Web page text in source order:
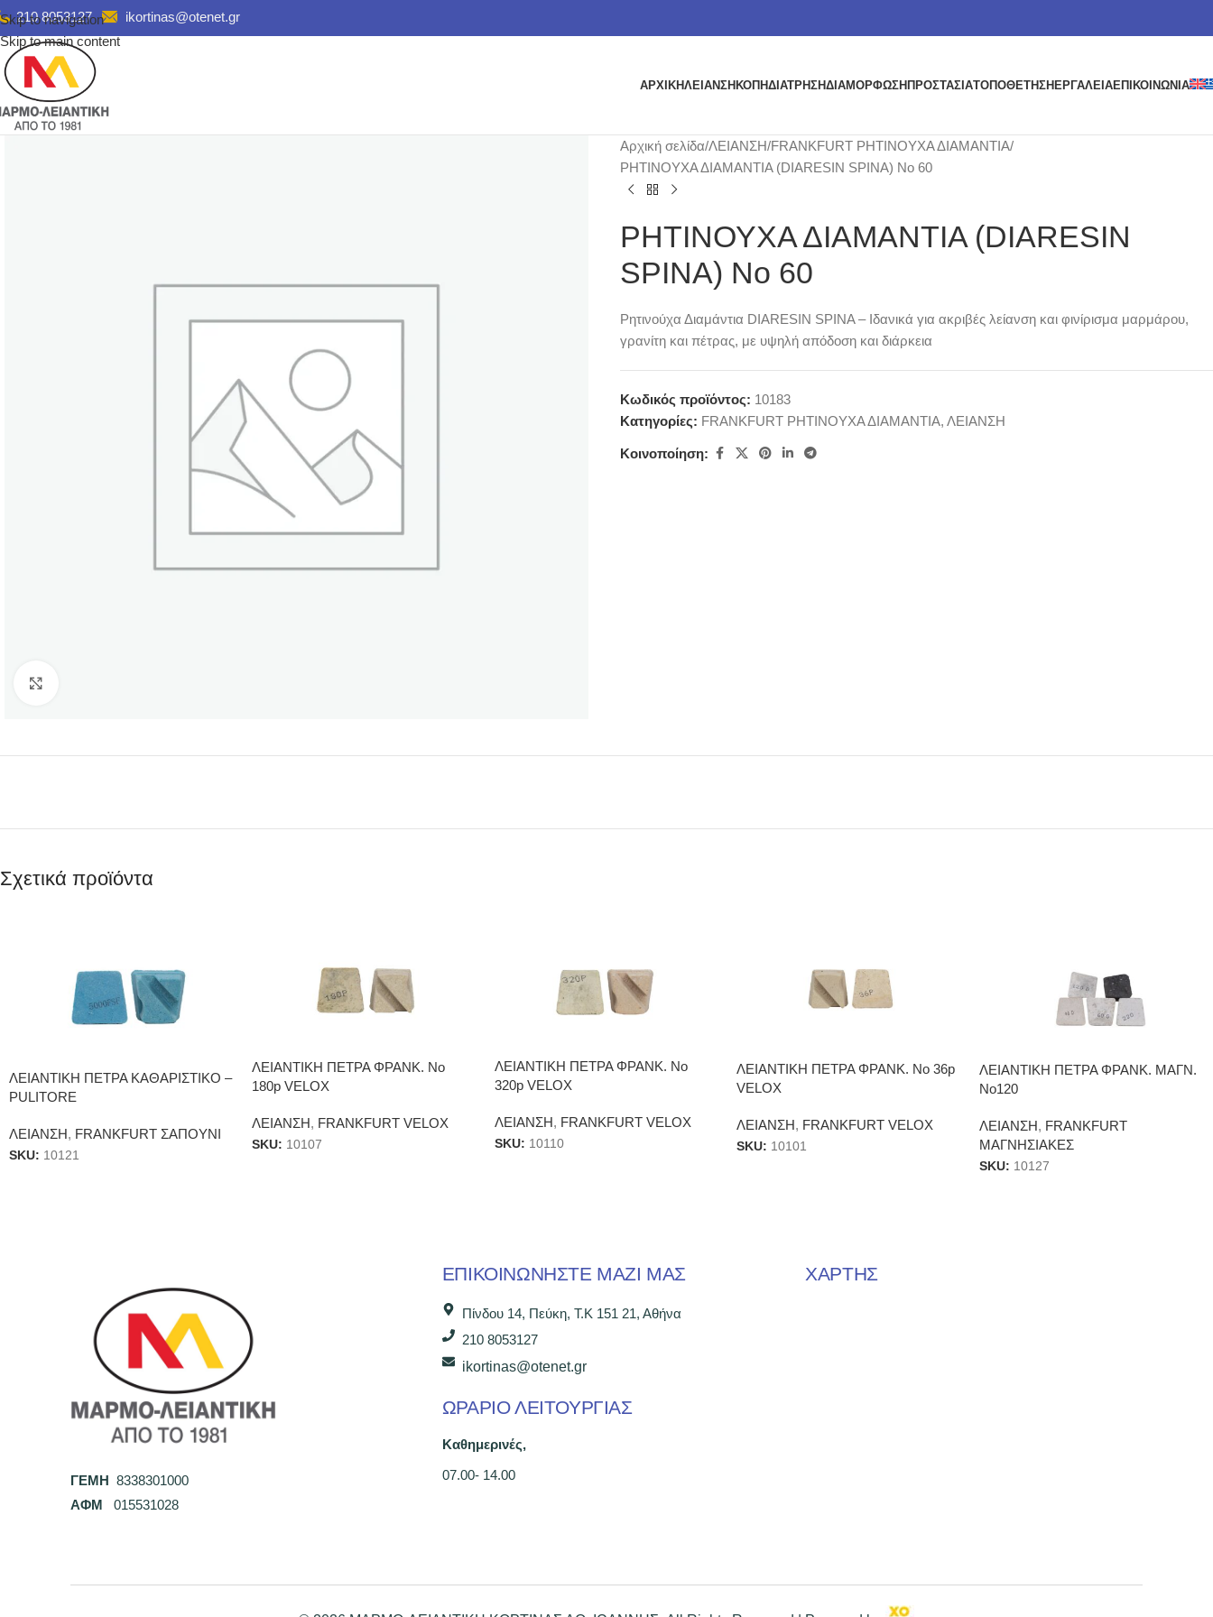
Skip to navigation
Skip to main content
210 8053127 ikortinas@otenet.gr
ΑΡΧΙΚΗΛΕΙΑΝΣΗ ΚΟΠΗΔΙΑΤΡΗΣΗΔΙΑΜΟΡΦΩΣΗ ΠΡΟΣΤΑΣΙΑΤΟΠΟΘΕΤΗΣΗ ΕΡΓΑΛΕΙΑΕΠΙΚΟΙΝΩΝΙΑ
Αρχική σελίδα ΛΕΙΑΝΣΗ FRANKFURT ΡΗΤΙΝΟΥΧΑ ΔΙΑΜΑΝΤΙΑ
ΡΗΤΙΝΟΥΧΑ ΔΙΑΜΑΝΤΙΑ (DIARESIN SPINA) No 60
ΡΗΤΙΝΟΥΧΑ ΔΙΑΜΑΝΤΙΑ (DIARESIN
SPINA) No 60
Ρητινούχα Διαμάντια DIARESIN SPINA – Ιδανικά για ακριβές λείανση και φινίρισμα μαρμάρου,
γρανίτη και πέτρας, με υψηλή απόδοση και διάρκεια
Κωδικός προϊόντος: 10183
Κατηγορίες: FRANKFURT ΡΗΤΙΝΟΥΧΑ ΔΙΑΜΑΝΤΙΑ, ΛΕΙΑΝΣΗ
Κοινοποίηση:
Σχετικά προϊόντα
ΛΕΙΑΝΤΙΚΗ ΠΕΤΡΑ ΚΑΘΑΡΙΣΤΙΚΟ –
PULITORE
ΛΕΙΑΝΣΗ, FRANKFURT ΣΑΠΟΥΝΙ
SKU: 10121
ΛΕΙΑΝΤΙΚΗ ΠΕΤΡΑ ΦΡΑΝΚ. Νο
180p VELOX
ΛΕΙΑΝΣΗ, FRANKFURT VELOX
SKU: 10107
ΛΕΙΑΝΤΙΚΗ ΠΕΤΡΑ ΦΡΑΝΚ. Νο
320p VELOX
ΛΕΙΑΝΣΗ, FRANKFURT VELOX
SKU: 10110
ΛΕΙΑΝΤΙΚΗ ΠΕΤΡΑ ΦΡΑΝΚ. Νο 36p
VELOX
ΛΕΙΑΝΣΗ, FRANKFURT VELOX
SKU: 10101
ΛΕΙΑΝΤΙΚΗ ΠΕΤΡΑ ΦΡΑΝΚ. ΜΑΓΝ.
Νο120
ΛΕΙΑΝΣΗ, FRANKFURT
ΜΑΓΝΗΣΙΑΚΕΣ
SKU: 10127
ΓΕΜΗ 8338301000
ΑΦΜ 015531028
ΕΠΙΚΟΙΝΩΝΉΣΤΕ ΜΑΖΊ ΜΑΣ
Πίνδου 14, Πεύκη, Τ.Κ 151 21, Αθήνα
210 8053127
ikortinas@otenet.gr
ΩΡΑΡΙΟ ΛΕΙΤΟΥΡΓΙΑΣ
Καθημερινές,
07.00- 14.00
ΧΑΡΤΗΣ